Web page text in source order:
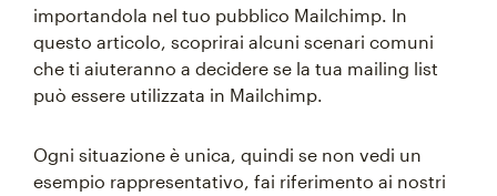
importandola nel tuo pubblico Mailchimp. In
questo articolo, scoprirai alcuni scenari comuni
che ti aiuteranno a decidere se la tua mailing list
può essere utilizzata in Mailchimp.
Ogni situazione è unica, quindi se non vedi un
esempio rappresentativo, fai riferimento ai nostri